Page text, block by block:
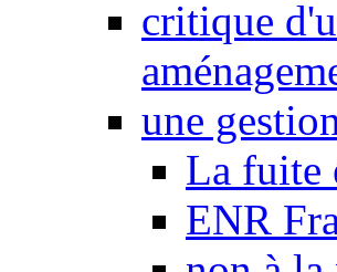
critique
une
La fuite
ENR